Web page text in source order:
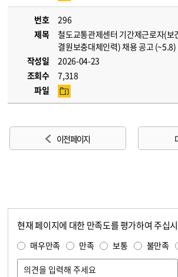
번호
296
제목
철도교통관제센터 기간제근로자(보
결원보충대체인력) 채용 공고 (~5.8)
작성일
2026-04-23
조회수
7,318
파일
이전 페이지
현재 페이지에 대한 만족도를 평가하여 주십
매우만족 만족 보통 불만족